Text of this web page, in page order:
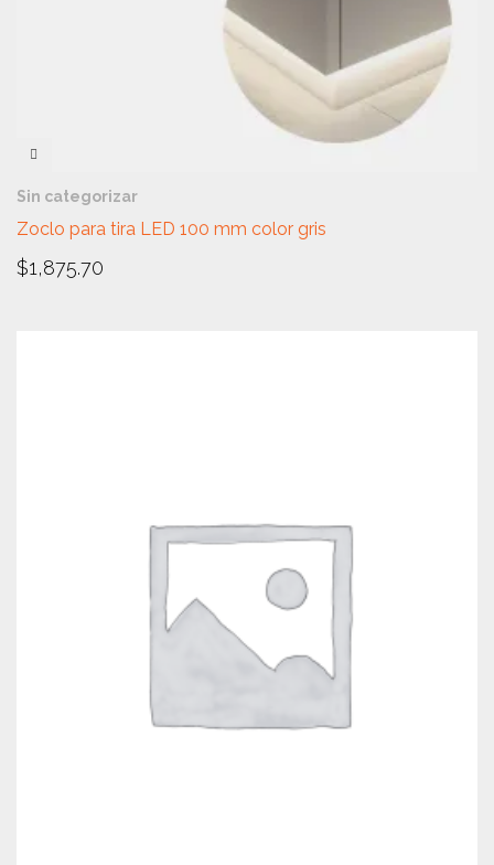
Sin categorizar
Zoclo para tira LED 100 mm color gris
$1,875.70